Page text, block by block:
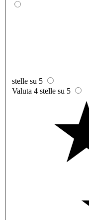
stelle su 5
Valuta 4 stelle su 5